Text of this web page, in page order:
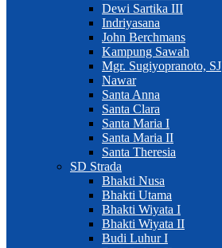
Dewi Sartika III
Indriyasana
John Berchmans
Kampung Sawah
Mgr. Sugiyopranoto, SJ
Nawar
Santa Anna
Santa Clara
Santa Maria I
Santa Maria II
Santa Theresia
SD Strada
Bhakti Nusa
Bhakti Utama
Bhakti Wiyata I
Bhakti Wiyata II
Budi Luhur I